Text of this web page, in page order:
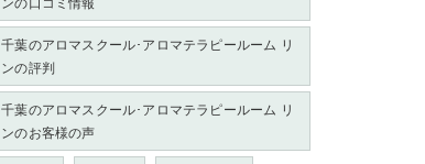
千葉のアロマスクール･アロマテラピールーム リ
ンの評判
千葉のアロマスクール･アロマテラピールーム リ
ンのお客様の声